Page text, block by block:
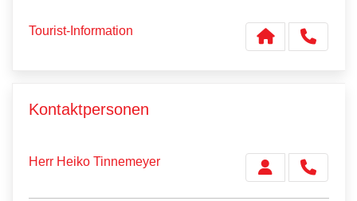
Tourist-Information
Kontaktpersonen
Herr Heiko Tinnemeyer